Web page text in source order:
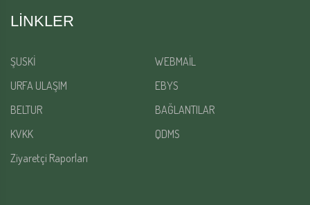
LINKLER
ŞUSKİ
WEBMAİL
URFA ULAŞIM
EBYS
BELTUR
BAĞLANTILAR
KVKK
QDMS
Ziyaretçi Raporları